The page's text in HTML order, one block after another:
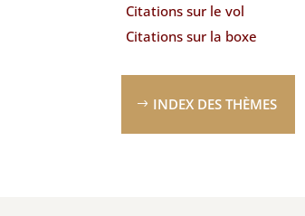
Citations sur le vol
Citations sur la boxe
INDEX DES THÈMES